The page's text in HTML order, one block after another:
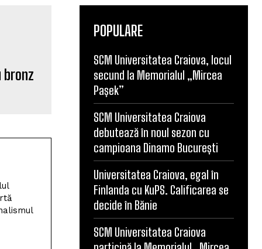
POPULARE
SCM Universitatea Craiova, locul
secund la Memorialul „Mircea
Pașek”
SCM Universitatea Craiova
debutează în noul sezon cu
campioana Dinamo București
Universitatea Craiova, egal în
Finlanda cu KuPS. Calificarea se
decide în Bănie
SCM Universitatea Craiova